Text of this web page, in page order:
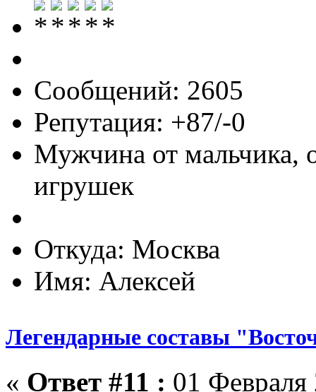
Сообщений: 2605
Репутация: +87/-0
Мужчина от мальчика,
игрушек
Откуда: Москва
Имя: Алексей
Легендарные составы
« Ответ #11 : 01